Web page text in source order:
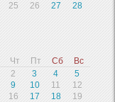
25 26 27
28
Чт Пт Сб
Вс
2 3 4
5
9 10 11
12
16 17 18
19